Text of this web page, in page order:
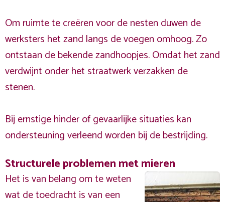
Om ruimte te creëren voor de nesten duwen de
werksters het zand langs de voegen omhoog. Zo
ontstaan de bekende zandhoopjes. Omdat het zand
verdwijnt onder het straatwerk verzakken de
stenen.
Bij ernstige hinder of gevaarlijke situaties kan
ondersteuning verleend worden bij de bestrijding.
Structurele problemen met mieren
Het is van belang om te weten
wat de toedracht is van een